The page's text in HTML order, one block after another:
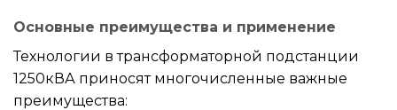
Основные преимущества и применение
Технологии в трансформаторной подстанции
1250кВА приносят многочисленные важные
преимущества: